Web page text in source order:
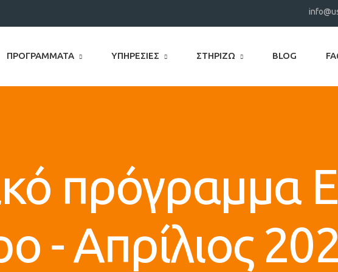
ΠΡΟΓΡΆΜΜΑΤΑ ΥΠΗΡΕΣΊΕΣ ΣΤΗΡΊΖΩ BLOG
πρόγραμμα
- Απρίλιος